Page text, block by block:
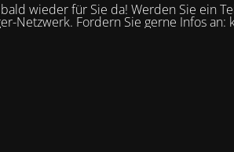
wieder für Sie da! Werden Sie ein
Netzwerk. Fordern Sie gerne Infos an: